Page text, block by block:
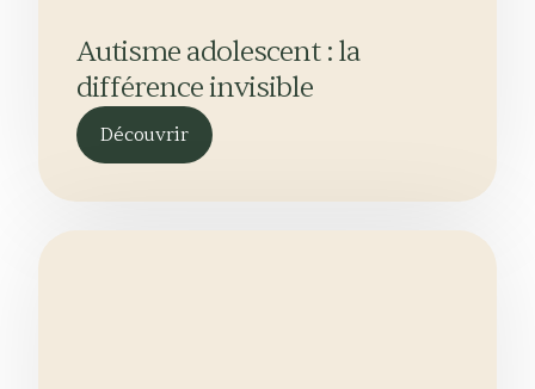
Autisme adolescent : la
différence invisible
Découvrir